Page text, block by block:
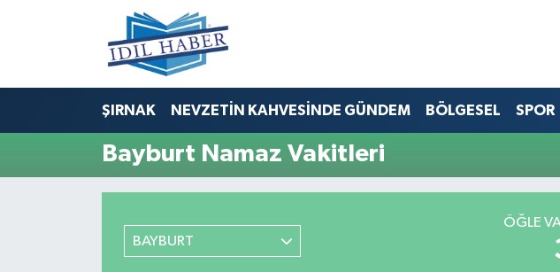
ŞIRNAK NEVZETİN KAHVESİNDE GÜNDEM BÖLGESEL SPOR
Bayburt Namaz Vakitleri
BAYBURT
ÖĞLE
Nöbetçi Eczaneler
Hava Durumu
Trafik Durumu
Tüm Manşetler